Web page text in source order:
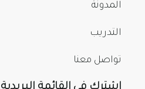
المدونة
التدريب
تواصل معنا